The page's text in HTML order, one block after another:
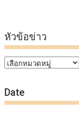
หัวข้อข่าว
หัวข้อ
Date